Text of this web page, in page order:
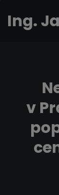
Ing.
v